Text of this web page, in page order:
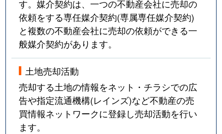
す。媒介契約は、一つの不動産会社に売却の
依頼をする専任媒介契約(専属専任媒介契約)
と複数の不動産会社に売却の依頼ができる一
般媒介契約があります。
土地売却活動
売却する土地の情報をネット・チラシでの広
告や指定流通機構(レインズ)など不動産の売
買情報ネットワークに登録し売却活動を行い
ます。